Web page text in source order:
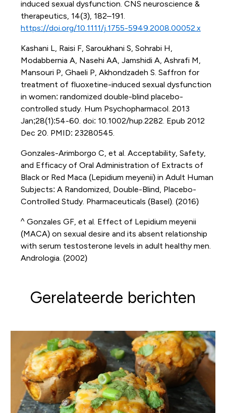
induced sexual dysfunction. CNS neuroscience &
therapeutics, 14(3), 182–191.
https://doi.org/10.1111/j.1755-5949.2008.00052.x
Kashani L, Raisi F, Saroukhani S, Sohrabi H,
Modabbernia A, Nasehi AA, Jamshidi A, Ashrafi M,
Mansouri P, Ghaeli P, Akhondzadeh S. Saffron for
treatment of fluoxetine-induced sexual dysfunction
in women: randomized double-blind placebo-
controlled study. Hum Psychopharmacol. 2013
Jan;28(1):54-60. doi: 10.1002/hup.2282. Epub 2012
Dec 20. PMID: 23280545.
Gonzales-Arimborgo C, et al. Acceptability, Safety,
and Efficacy of Oral Administration of Extracts of
Black or Red Maca (Lepidium meyenii) in Adult Human
Subjects: A Randomized, Double-Blind, Placebo-
Controlled Study. Pharmaceuticals (Basel). (2016)
^ Gonzales GF, et al. Effect of Lepidium meyenii
(MACA) on sexual desire and its absent relationship
with serum testosterone levels in adult healthy men.
Andrologia. (2002)
Gerelateerde berichten